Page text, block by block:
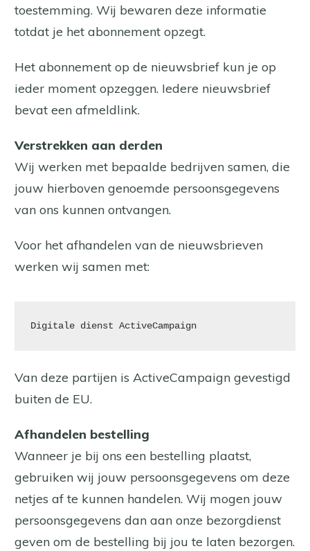
toestemming. Wij bewaren deze informatie
totdat je het abonnement opzegt.
Het abonnement op de nieuwsbrief kun je op
ieder moment opzeggen. Iedere nieuwsbrief
bevat een afmeldlink.
Verstrekken aan derden
Wij werken met bepaalde bedrijven samen, die
jouw hierboven genoemde persoonsgegevens
van ons kunnen ontvangen.
Voor het afhandelen van de nieuwsbrieven
werken wij samen met:
Digitale dienst ActiveCampaign
Van deze partijen is ActiveCampaign gevestigd
buiten de EU.
Afhandelen bestelling
Wanneer je bij ons een bestelling plaatst,
gebruiken wij jouw persoonsgegevens om deze
netjes af te kunnen handelen. Wij mogen jouw
persoonsgegevens dan aan onze bezorgdienst
geven om de bestelling bij jou te laten bezorgen.